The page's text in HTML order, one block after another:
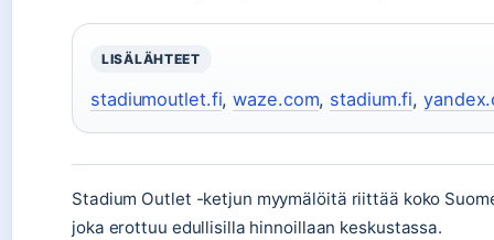
LISÄLÄHTEET
stadiumoutlet.fi,waze.com, stadium.fi,
Stadium Outlet -ketjun myymälöitä riittää koko
joka erottuu edullisilla hinnoillaan keskustassa.